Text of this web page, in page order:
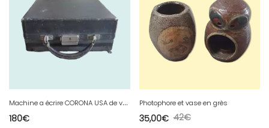
M
achine a écrire CORONA USA de voyage
180€
Photophore et vase en grès
42€
35,00€